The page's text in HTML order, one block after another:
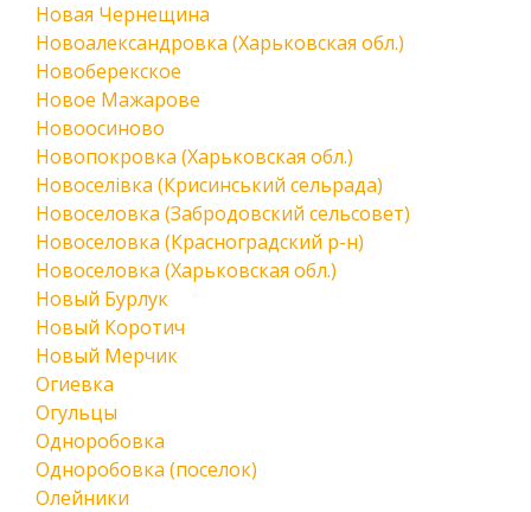
Новая Чернещина
Новоалександровка (Харьковская обл.)
Новоберекское
Новое Мажарове
Новоосиново
Новопокровка (Харьковская обл.)
Новоселівка (Крисинський сельрада)
Новоселовка (Забродовский сельсовет)
Новоселовка (Красноградский р-н)
Новоселовка (Харьковская обл.)
Новый Бурлук
Новый Коротич
Новый Мерчик
Огиевка
Огульцы
Одноробовка
Одноробовка (поселок)
Олейники